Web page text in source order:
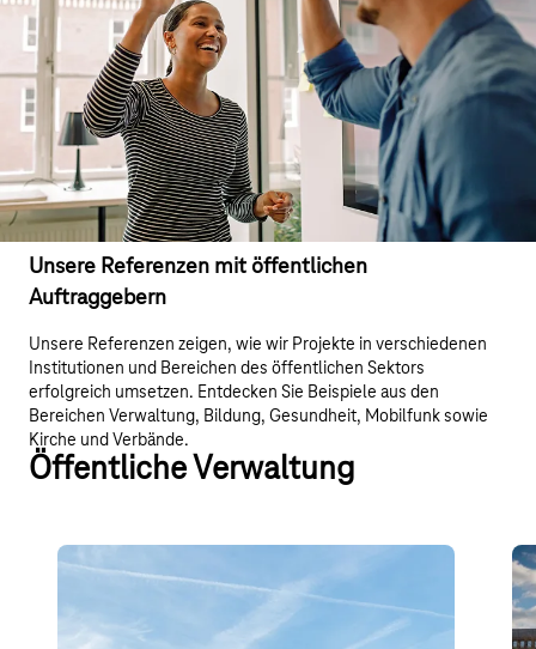
Unsere Referenzen mit öffentlichen
Auftraggebern
Unsere Referenzen zeigen, wie wir Projekte in verschiedenen
Institutionen und Bereichen des öffentlichen Sektors
erfolgreich umsetzen. Entdecken Sie Beispiele aus den
Bereichen Verwaltung, Bildung, Gesundheit, Mobilfunk sowie
Kirche und Verbände.
Öffentliche Verwaltung
Deutsche Rentenversicherung
Hessen